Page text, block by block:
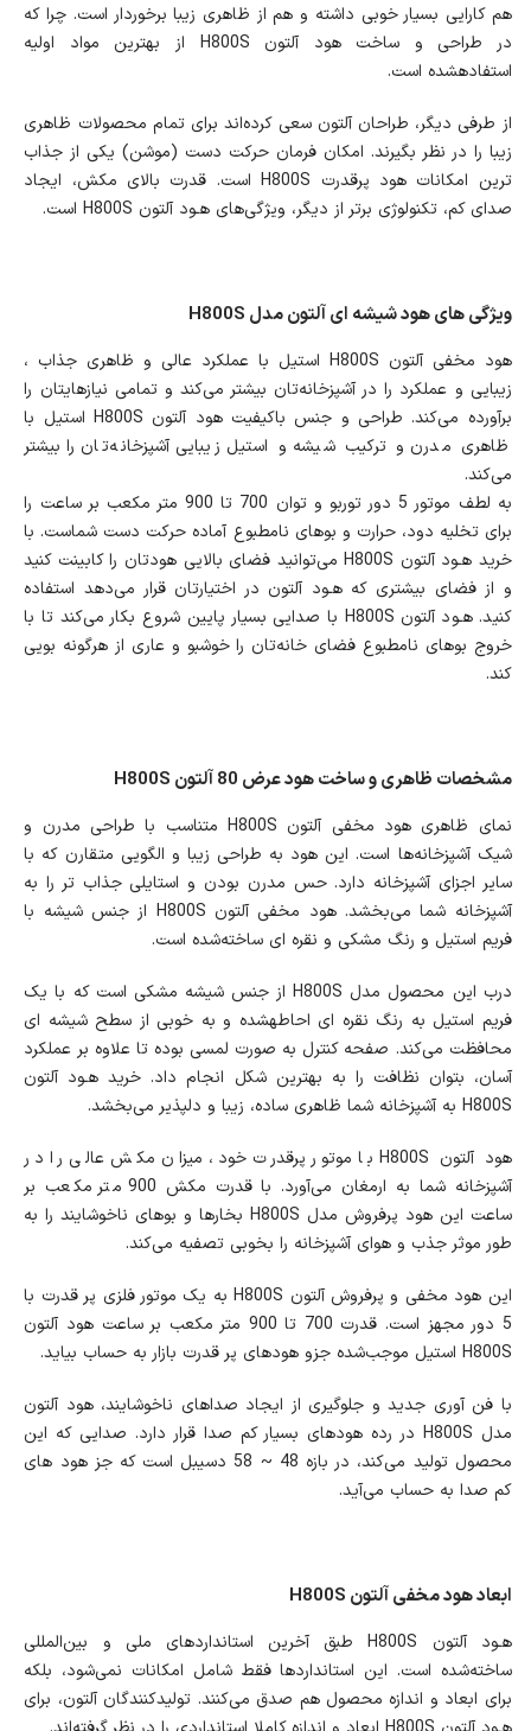
هم کارایی بسیار خوبی داشته و هم از ظاهری زیبا برخوردار است. چرا که
در طراحی و ساخت هود آلتون H800S از بهترین مواد اولیه
استفاده‎شده است.
از طرفی دیگر، طراحان آلتون سعی کرده‌اند برای تمام محصولات ظاهری
زیبا را در نظر بگیرند. امکان فرمان حرکت دست (موشن) یکی از جذاب
ترین امکانات هود پرقدرت H800S است. قدرت بالای مکش، ایجاد
صدای کم، تکنولوژی برتر از دیگر، ویژگی‌های هـود آلتون H800S است.
ویژگی های هود شیشه ای آلتون مدل H800S
هود مخفی آلتون H800S استیل با عملکرد عالی و ظاهری جذاب ،
زیبایی و عملکرد را در آشپزخانه‌تان بیشتر می‌کند و تمامی نیازهایتان را
برآورده می‌کند. طراحی و جنس باکیفیت هود آلتون H800S استیل با
ظاهری مدرن و ترکیب شیشه و استیل زیبایی آشپزخانه‌تان را بیشتر
می‌کند.
به لطف موتور 5 دور توربو و توان 700 تا 900 متر مکعب بر ساعت را
برای تخلیه دود، حرارت و بوهای نامطبوع آماده حرکت دست شماست. با
خرید هـود آلتون H800S می‌توانید فضای بالایی هودتان را کابینت کنید
و از فضای بیشتری که هـود آلتون در اختیارتان قرار می‌دهد استفاده
کنید. هـود آلتون H800S با صدایی بسیار پایین شروع بکار می‌کند تا با
خروج بوهای نامطبوع فضای خانه‌تان را خوشبو و عاری از هرگونه بویی
کند.
مشخصات ظاهری و ساخت هود عرض 80 آلتون H800S
نمای ظاهری هود مخفی آلتون H800S متناسب با طراحی مدرن و
شیک آشپزخانه‌ها است. این هود به طراحی زیبا و الگویی متقارن که با
سایر اجزای آشپزخانه دارد. حس مدرن بودن و استایلی جذاب تر را به
آشپزخانه شما می‌بخشد. هود مخفی آلتون H800S از جنس شیشه با
فریم استیل و رنگ مشکی و نقره ای ساخته‌شده است.
درب این محصول مدل H800S از جنس شیشه مشکی است که با یک
فریم استیل به رنگ نقره ای احاطه‎شده و به خوبی از سطح شیشه ای
محافظت می‌کند. صفحه کنترل به صورت لمسی بوده تا علاوه بر عملکرد
آسان، بتوان نظافت را به بهترین شکل انجام داد. خرید هـود آلتون
H800S به آشپزخانه شما ظاهری ساده، زیبا و دلپذیر می‌بخشد.
هود آلتون H800S با موتور پرقدرت خود، میزان مکش عالی را در
آشپزخانه شما به ارمغان می‌آورد. با قدرت مکش 900 متر مکعب بر
ساعت این هود پرفروش مدل H800S بخارها و بوهای ناخوشایند را به
طور موثر جذب و هوای آشپزخانه را بخوبی تصفیه می‌کند.
این هود مخفی و پرفروش آلتون H800S به یک موتور فلزی پر قدرت با
5 دور مجهز است. قدرت 700 تا 900 متر مکعب بر ساعت هود آلتون
H800S استیل موجب‌شده جزو هود‌های پر قدرت بازار به حساب بیاید.
با فن آوری جدید و جلوگیری از ایجاد صداهای ناخوشایند، هود آلتون
مدل H800S در رده هودهای بسیار کم صدا قرار دارد. صدایی که این
محصول تولید می‌کند، در بازه 48 ~ 58 دسیبل است که جز هود های
کم صدا به حساب می‌آید.
ابعاد هود مخفی آلتون H800S
هـود آلتون H800S طبق آخرین استانداردهای ملی و بین‌المللی
ساخته‌شده است. این استانداردها فقط شامل امکانات نمی‌شود، بلکه
برای ابعاد و اندازه محصول هم صدق می‌کنند. تولیدکنندگان آلتون، برای